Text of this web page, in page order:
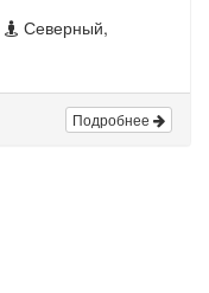
Северный,
Подробнее